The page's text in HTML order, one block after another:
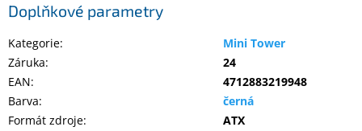
Doplňkové parametry
Kategorie:
Mini Tower
Záruka:
24
EAN:
4712883219948
Barva:
černá
Formát zdroje:
ATX